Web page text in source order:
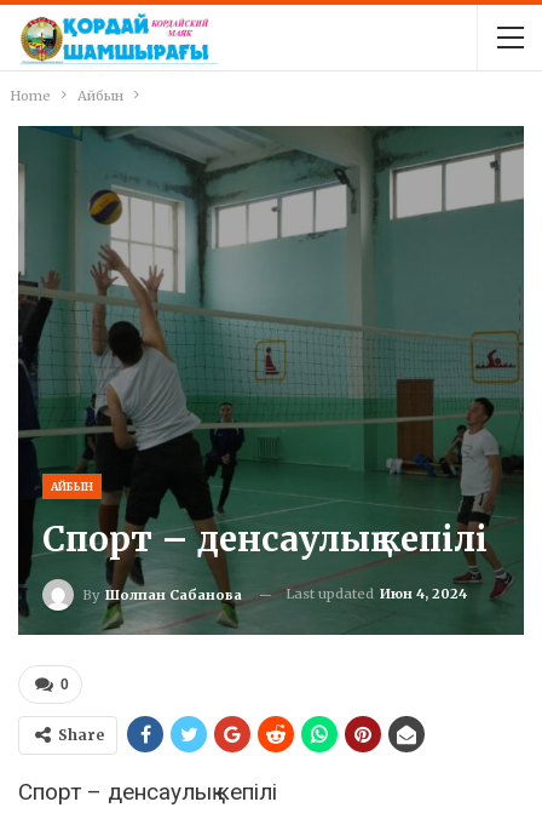
Home Айбын
АЙБЫН
Спорт – денсаулық кепілі
By Шолпан Сабанова Last updated Июн 4, 2024
0
Share
Спорт – денсаулық кепілі